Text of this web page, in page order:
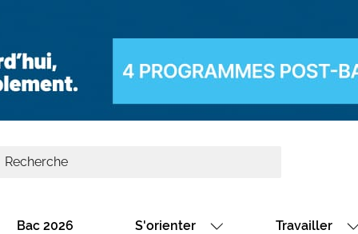
Bac 2026 S'orienter Travailler